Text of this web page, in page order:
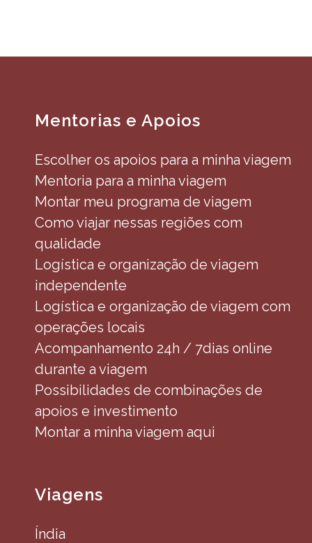
Mentorias e Apoios
Escolher os apoios para a minha viagem
Mentoria para a minha viagem
Montar meu programa de viagem
Como viajar nessas regiões com
qualidade
Logística e organização de viagem
independente
Logística e organização de viagem com
operações locais
Acompanhamento 24h / 7dias online
durante a viagem
Possibilidades de combinações de
apoios e investimento
Montar a minha viagem aqui
Viagens
Índia